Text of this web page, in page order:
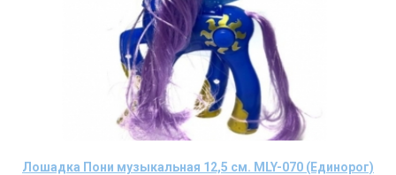
Лошадка Пони музыкальная 12,5 см. MLY-070 (Единорог)